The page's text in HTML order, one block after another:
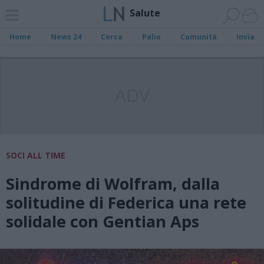
Salute
Home News 24 Cerca Palio Comunità Invia
SOCI ALL TIME
Sindrome di Wolfram, dalla
solitudine di Federica una rete
solidale con Gentian Aps